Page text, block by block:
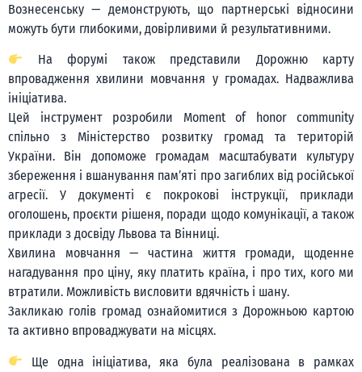
Вознесенську — демонструють, що партнерські відносини
можуть бути глибокими, довірливими й результативними.
На форумі також представили Дорожню карту
впровадження хвилини мовчання у громадах. Надважлива
ініціатива.
Цей інструмент розробили Moment of honor community
спільно з Міністерство розвитку громад та територій
України. Він допоможе громадам масштабувати культуру
збереження і вшанування памʼяті про загиблих від російської
агресії. У документі є покрокові інструкції, приклади
оголошень, проєкти рішеня, поради щодо комунікації, а також
приклади з досвіду Львова та Вінниці.
Хвилина мовчання — частина життя громади, щоденне
нагадування про ціну, яку платить країна, і про тих, кого ми
втратили. Можливість висловити вдячність і шану.
Закликаю голів громад ознайомитися з Дорожньою картою
та активно впроваджувати на місцях.
Ще одна ініціатива, яка була реалізована в рамках